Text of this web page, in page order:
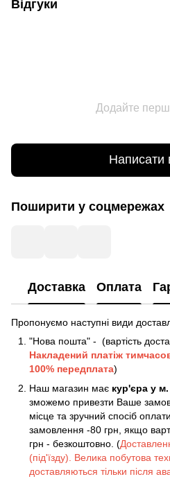
Відгуки
Додайте
Написати
Поширити у соцмережах
Доставка Оплата
Пропонуємо наступні види
"Нова пошта" - (вартість
Накладений платіж
100% передплата)
Наш магазин має кур'єра у
зможемо привезти Ваше
місце та зручний спосіб
замовлення -80 грн, якщо
грн - безкоштовно. (
(під'їзду). Велика побутова
доставляються тільки після